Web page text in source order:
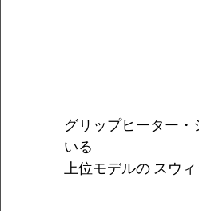
グリップヒーター
いる
上位モデルの スウ